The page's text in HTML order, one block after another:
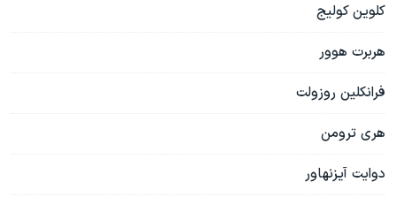
کلوین کولیج
هربرت هوور
فرانکلین روزولت
هری ترومن
دوایت آیزنهاور